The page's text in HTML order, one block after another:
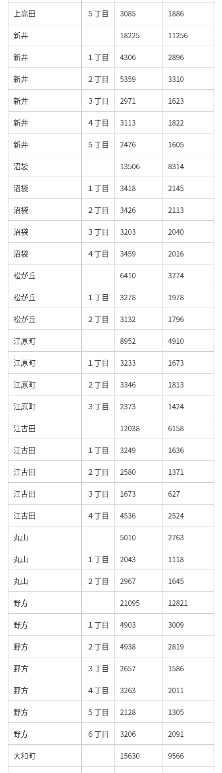
上高田 ５丁目 3085 1886
新井 18225 11256
新井 １丁目 4306 2896
新井 ２丁目 5359 3310
新井 ３丁目 2971 1623
新井 ４丁目 3113 1822
新井 ５丁目 2476 1605
沼袋 13506 8314
沼袋 １丁目 3418 2145
沼袋 ２丁目 3426 2113
沼袋 ３丁目 3203 2040
沼袋 ４丁目 3459 2016
松が丘 6410 3774
松が丘 １丁目 3278 1978
松が丘 ２丁目 3132 1796
江原町 8952 4910
江原町 １丁目 3233 1673
江原町 ２丁目 3346 1813
江原町 ３丁目 2373 1424
江古田 12038 6158
江古田 １丁目 3249 1636
江古田 ２丁目 2580 1371
江古田 ３丁目 1673 627
江古田 ４丁目 4536 2524
丸山 5010 2763
丸山 １丁目 2043 1118
丸山 ２丁目 2967 1645
野方 21095 12821
野方 １丁目 4903 3009
野方 ２丁目 4938 2819
野方 ３丁目 2657 1586
野方 ４丁目 3263 2011
野方 ５丁目 2128 1305
野方 ６丁目 3206 2091
大和町 15630 9566